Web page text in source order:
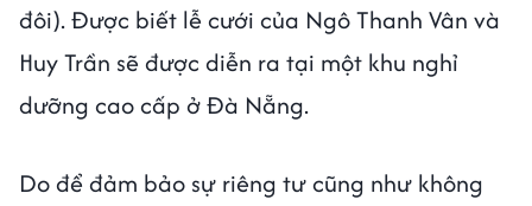
đôi). Được biết lễ cưới của Ngô Thanh Vân và
Huy Trần sẽ được diễn ra tại một khu nghỉ
dưỡng cao cấp ở Đà Nẵng.
Do để đảm bảo sự riêng tư cũng như không